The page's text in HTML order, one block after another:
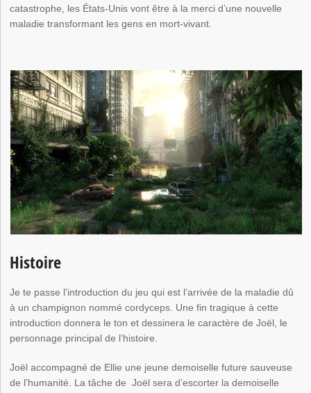
catastrophe, les États-Unis vont être à la merci d’une nouvelle
maladie transformant les gens en mort-vivant.
Histoire
Je te passe l’introduction du jeu qui est l’arrivée de la maladie dû
à un champignon nommé cordyceps. Une fin tragique à cette
introduction donnera le ton et dessinera le caractère de Joël, le
personnage principal de l’histoire.
Joël accompagné de Ellie une jeune demoiselle future sauveuse
de l’humanité. La tâche de Joël sera d’escorter la demoiselle